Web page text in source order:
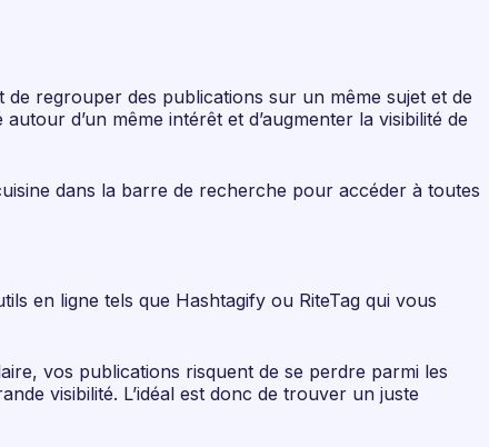
regrouper des publications sur un même sujet et de
d’un même intérêt et d’augmenter la visibilité de
dans la barre de recherche pour accéder à toutes
en ligne tels que Hashtagify ou RiteTag qui vous
vos publications risquent de se perdre parmi les
visibilité. L’idéal est donc de trouver un juste